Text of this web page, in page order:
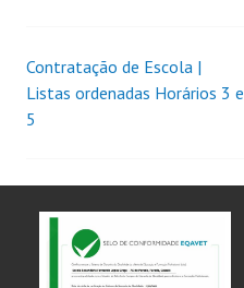
Contratação de Escola |
Listas ordenadas Horários 3 e
5